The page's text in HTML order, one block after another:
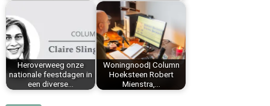
Heroverweeg onze
nationale feestdagen in
een diverse…
Woningnood| Column
Hoeksteen Robert
Mienstra,…